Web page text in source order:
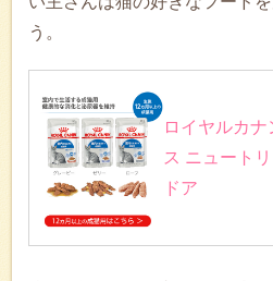
う。
ロイヤルカ
ス ニュート
ドア